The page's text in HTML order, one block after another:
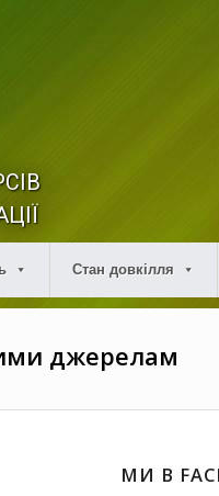
Стан довкілля
джерелам
МИ В